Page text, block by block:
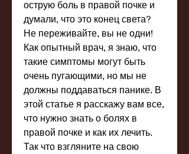
острую боль в правой почке и
думали, что это конец света?
Не переживайте, вы не одни!
Как опытный врач, я знаю, что
такие симптомы могут быть
очень пугающими, но мы не
должны поддаваться панике. В
этой статье я расскажу вам все,
что нужно знать о болях в
правой почке и как их лечить.
Так что взгляните на свою